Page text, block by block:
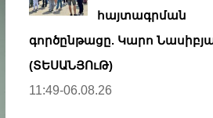
հայտագրման
գործընթացը. Կարո
(ՏԵՍԱՆՅՈւԹ)
11:49-06.08.26